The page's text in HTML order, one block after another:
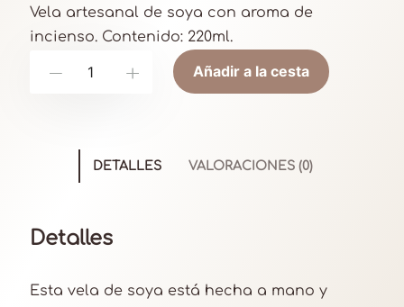
Vela artesanal de soya con aroma de
incienso. Contenido: 220ml.
m
Añadir a la cesta
DETALLES VALORACIONES (0)
Detalles
Esta vela de soya está hecha a mano y